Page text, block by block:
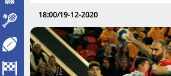
18:00/19-12-2020